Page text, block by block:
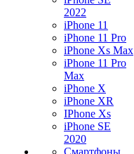
2022
iPhone 11
iPhone 11 Pro
iPhone Xs Max
iPhone 11 Pro
Max
iPhone X
iPhone XR
IPhone Xs
iPhone SE
2020
Смартфоны